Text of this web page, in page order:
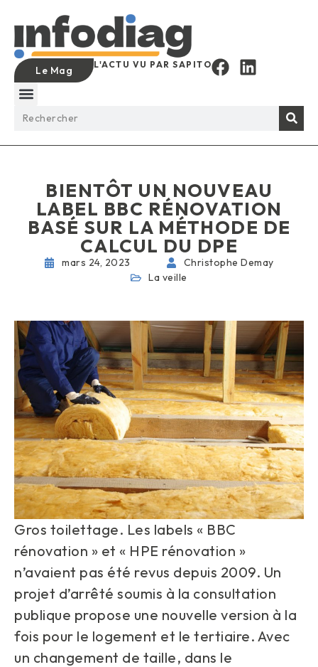
Le Mag L'ACTU VU PAR SAPITO
BIENTÔT UN NOUVEAU
LABEL BBC RÉNOVATION
BASÉ SUR LA MÉTHODE DE
CALCUL DU DPE
mars 24, 2023
Christophe Demay
La veille
Gros toilettage. Les labels « BBC
rénovation » et « HPE rénovation »
n’avaient pas été revus depuis 2009. Un
projet d’arrêté soumis à la consultation
publique propose une nouvelle version à la
fois pour le logement et le tertiaire. Avec
un changement de taille, dans le